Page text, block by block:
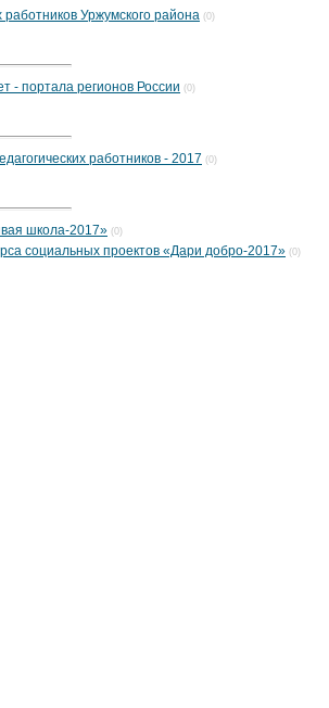
Уржумского района (0)
- портала регионов России (0)
работников - 2017 (0)
школа-2017» (0)
социальных проектов «Дари добро-2017» (0)